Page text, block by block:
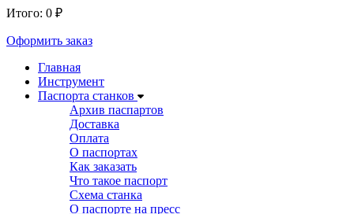
Итого: 0 ₽
Оформить заказ
Главная
Инструмент
Паспорта станков
Архив паспартов
Доставка
Оплата
О паспортах
Как заказать
Что такое паспорт
Схема станка
О паспорте на пресс